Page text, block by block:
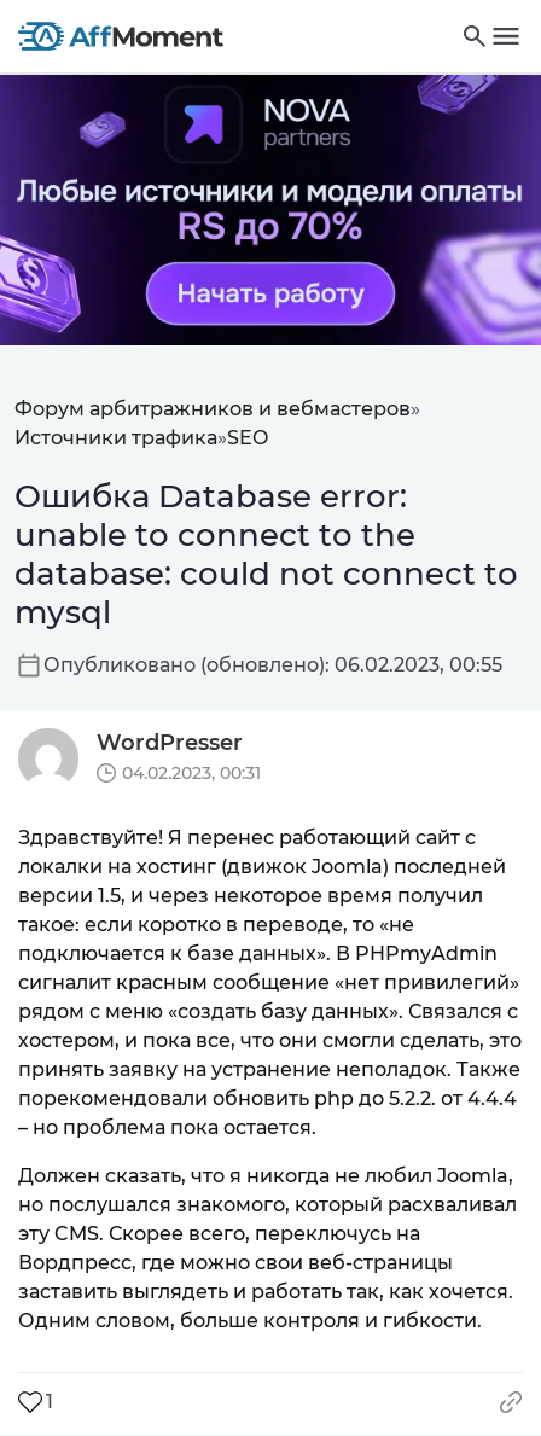
Форум арбитражников и вебмастеров»
Источники трафика»SEO
Ошибка Database error:
unable to connect to the
database: could not connect to
mysql
Опубликовано (обновлено): 06.02.2023, 00:55
WordPresser
04.02.2023, 00:31
Здравствуйте! Я перенес работающий сайт с
локалки на хостинг (движок Joomla) последней
версии 1.5, и через некоторое время получил
такое: если коротко в переводе, то «не
подключается к базе данных». В PHPmyAdmin
сигналит красным сообщение «нет привилегий»
рядом с меню «создать базу данных». Связался с
хостером, и пока все, что они смогли сделать, это
принять заявку на устранение неполадок. Также
порекомендовали обновить php до 5.2.2. от 4.4.4
– но проблема пока остается.
Должен сказать, что я никогда не любил Joomla,
но послушался знакомого, который расхваливал
эту CMS. Скорее всего, переключусь на
Вордпресс, где можно свои веб-страницы
заставить выглядеть и работать так, как хочется.
Одним словом, больше контроля и гибкости.
1